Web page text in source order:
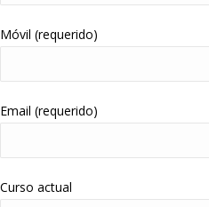
Móvil (requerido)
Email (requerido)
Curso actual